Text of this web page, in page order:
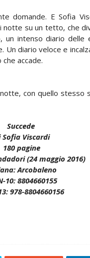
domande. E Sofia
su un tetto, che
intenso diario delle
Un diario veloce e
accade.
con quello stesso
Succede
Sofia Viscardi
180 pagine
(24 maggio 2016)
Arcobaleno
10: 8804660155
978-8804660156